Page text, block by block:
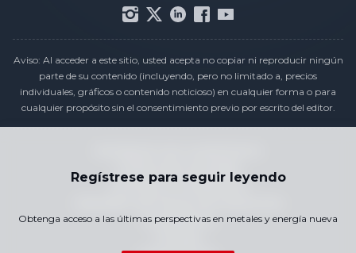
Regístrese para seguir leyendo
Obtenga acceso a las últimas perspectivas en metales y energía nueva
Aviso: Al acceder a este sitio, usted acepta no copiar ni reproducir ningún
parte de su contenido (incluyendo, pero no limitado a, precios
individuales, gráficos o contenido noticioso) en cualquier forma o para
cualquier propósito sin el consentimiento previo por escrito del editor.
Política de privacidad
Términos y Condiciones
Contáctenos